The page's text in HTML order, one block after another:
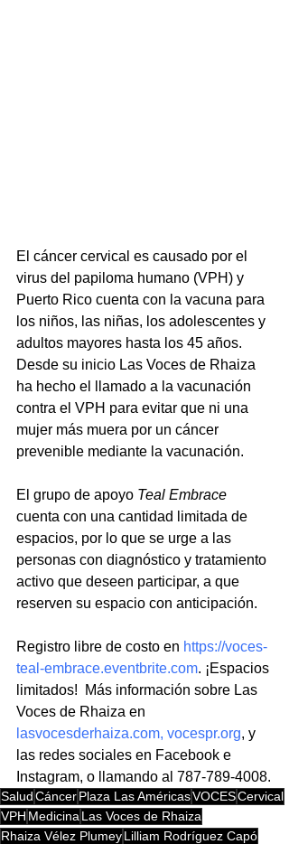
El cáncer cervical es causado por el
virus del papiloma humano (VPH) y
Puerto Rico cuenta con la vacuna para
los niños, las niñas, los adolescentes y
adultos mayores hasta los 45 años.
Desde su inicio Las Voces de Rhaiza
ha hecho el llamado a la vacunación
contra el VPH para evitar que ni una
mujer más muera por un cáncer
prevenible mediante la vacunación.
El grupo de apoyo Teal Embrace
cuenta con una cantidad limitada de
espacios, por lo que se urge a las
personas con diagnóstico y tratamiento
activo que deseen participar, a que
reserven su espacio con anticipación.
Registro libre de costo en https://voces-
teal-embrace.eventbrite.com. ¡Espacios
limitados!  Más información sobre Las
Voces de Rhaiza en
lasvocesderhaiza.com, vocespr.org, y
las redes sociales en Facebook e
Instagram, o llamando al 787-789-4008.
SaludCáncerPlaza Las AméricasVOCESCervical
VPH MedicinaLas Voces de Rhaiza
Rhaiza Vélez PlumeyLilliam Rodríguez Capó